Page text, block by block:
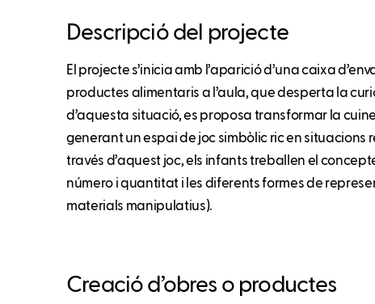
Descripció del projecte
El projecte s’inicia amb l’aparició d’una caixa
productes alimentaris a l’aula, que desperta la
d’aquesta situació, es proposa transformar la
generant un espai de joc simbòlic ric en situacions
través d’aquest joc, els infants treballen el
número i quantitat i les diferents formes de
materials manipulatius).
Creació d’obres o productes